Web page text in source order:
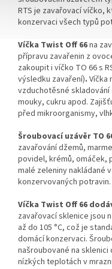
RTS je zavařovací víčko,
konzervaci všech typů
Víčka Twist Off 66na
přípravu zavařenin z
zakoupit i víčko TO 66 s
výsledku zavaření). Víčka
vzduchotěsné
mouky, cukru apod.
před mikroorganismy,
Šroubovací uzávěr TO
zavařování džemů,
povidel, krémů, omáček,
malé zeleniny nakládané
konzervovaných potravin.
Víčka Twist Off 66
zavařovací sklenice jsou
až do 105 °C, což je
domácí konzervaci.
našroubované na
nízkých teplotách v